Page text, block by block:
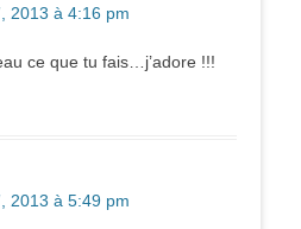
2013 à 4:16 pm
ce que tu fais…j’adore !!!
2013 à 5:49 pm